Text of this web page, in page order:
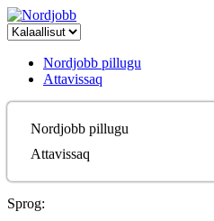
Nordjobb pillugu
Attavissaq
Nordjobb pillugu
Attavissaq
Sprog: